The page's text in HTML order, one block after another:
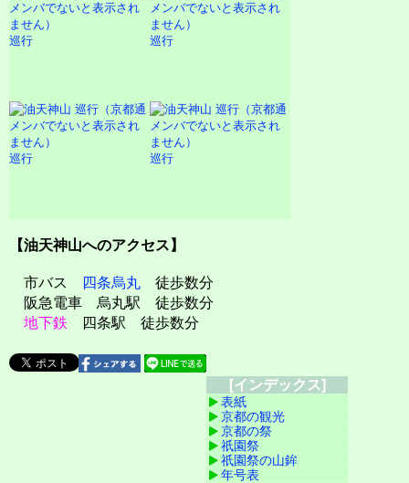
巡行 巡行
巡行 巡行
【油天神山へのアクセス】
市バス 四条烏丸 徒歩数分
阪急電車 烏丸駅 徒歩数分
地下鉄 四条駅 徒歩数分
[インデックス]
表紙
京都の観光
京都の祭
祇園祭
祇園祭の山鉾
年号表